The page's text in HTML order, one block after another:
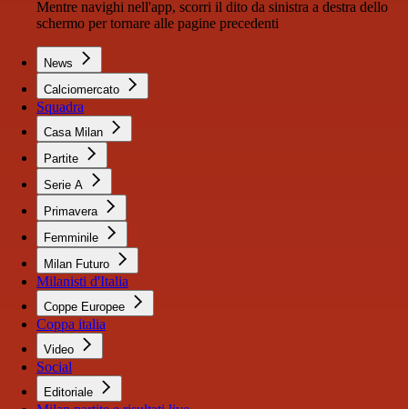
Mentre navighi nell'app, scorri il dito da sinistra a destra dello
schermo per tornare alle pagine precedenti
News
Calciomercato
Squadra
Casa Milan
Partite
Serie A
Primavera
Femminile
Milan Futuro
Milanisti d'Italia
Coppe Europee
Coppa italia
Video
Social
Editoriale